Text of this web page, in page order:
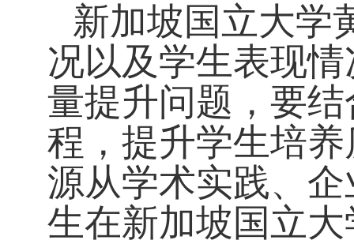
新加坡国立大学
况以及学生表现
量提升问题，要
程，提升学生培
源从学术实践、
生在新加坡国立